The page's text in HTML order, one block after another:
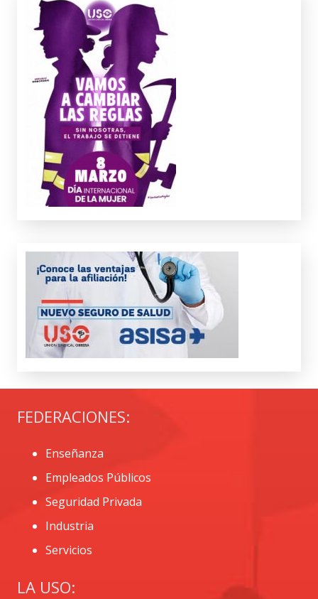
FEDERACIONES:
Enseñanza
Empleados Públicos
Seguridad Privada
Industria
Servicios
LA USO: